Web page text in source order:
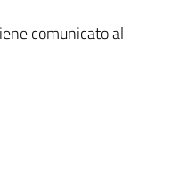
comunicato al